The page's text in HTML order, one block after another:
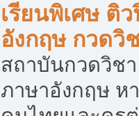
เรียนพิเศษ ติ
อังกฤษ กวดวิ
สถาบันกวดวิช
ภาษาอังกฤษ ห